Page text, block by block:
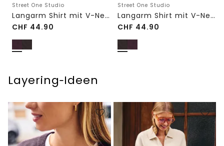
Street One Studio
Langarm Shirt mit V-Neck und Spitze
CHF 44.90
Street One Studio
Langarm Shirt mit V-Neck und Spitze
CHF 44.90
Layering‑Ideen